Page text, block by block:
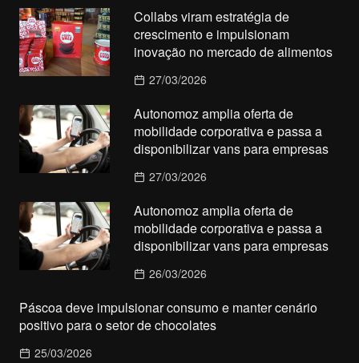
Collabs viram estratégia de
crescimento e impulsionam
inovação no mercado de alimentos
27/03/2026
Autonomoz amplia oferta de
mobilidade corporativa e passa a
disponibilizar vans para empresas
27/03/2026
Autonomoz amplia oferta de
mobilidade corporativa e passa a
disponibilizar vans para empresas
26/03/2026
Páscoa deve impulsionar consumo e manter cenário
positivo para o setor de chocolates
25/03/2026